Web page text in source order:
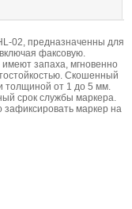
02, предназначенны для
факсовую.
запаха, мгновенно
Скошенный
толщиной от 1 до 5 мм.
срок службы маркера.
зафиксировать маркер на